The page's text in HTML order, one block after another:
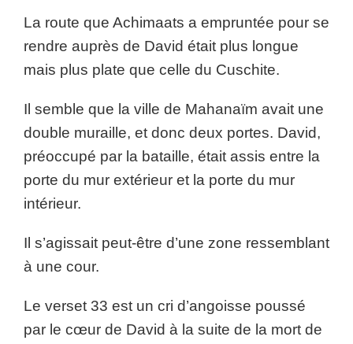
La route que Achimaats a empruntée pour se
rendre auprès de David était plus longue
mais plus plate que celle du Cuschite.
Il semble que la ville de Mahanaïm avait une
double muraille, et donc deux portes. David,
préoccupé par la bataille, était assis entre la
porte du mur extérieur et la porte du mur
intérieur.
Il s’agissait peut-être d’une zone ressemblant
à une cour.
Le verset 33 est un cri d’angoisse poussé
par le cœur de David à la suite de la mort de